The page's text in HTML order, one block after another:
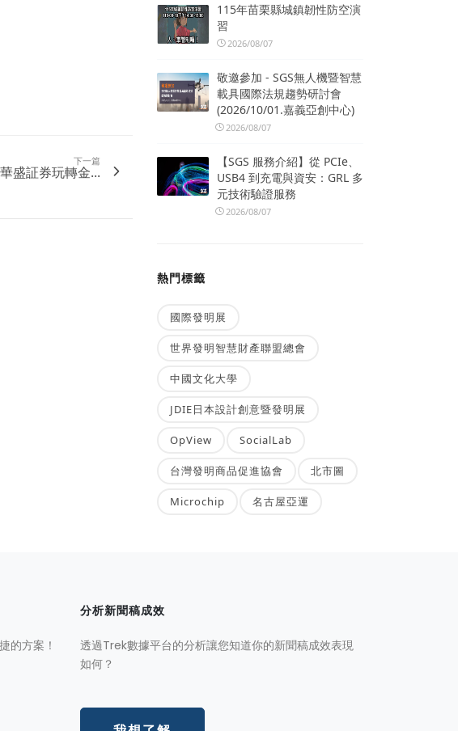
下一篇
盛証券玩轉金...
115年苗栗縣城鎮韌性防空演
習
2026/08/07
敬邀參加 - SGS無人機暨智慧
載具國際法規趨勢研討會
(2026/10/01.嘉義亞創中心)
2026/08/07
【SGS 服務介紹】從 PCIe、
USB4 到充電與資安：GRL 多
元技術驗證服務
2026/08/07
熱門標籤
國際發明展
世界發明智慧財產聯盟總會
中國文化大學
JDIE日本設計創意暨發明展
OpView SocialLab
台灣發明商品促進協會 北市圖
Microchip 名古屋亞運
的方案！
分析新聞稿成效
透過Trek數據平台的分析讓您知道你的新聞稿成效表現
如何？